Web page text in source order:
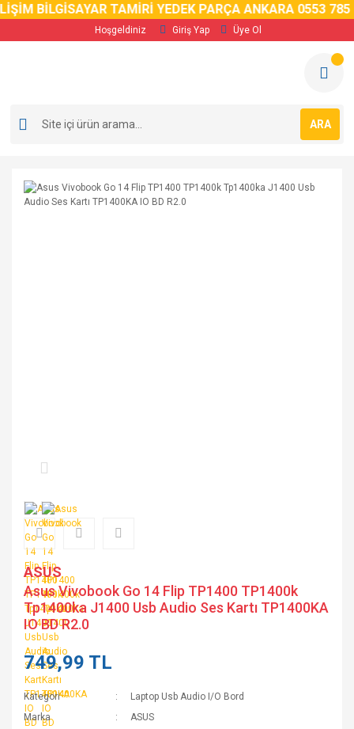
BİLGİSAYAR TAMİRİ YEDEK PARÇA ANKARA 0553 785 02
Hoşgeldiniz Giriş Yap Üye Ol
ARA
ASUS
Asus Vivobook Go 14 Flip TP1400 TP1400k
Tp1400ka J1400 Usb Audio Ses Kartı TP1400KA
IO BD R2.0
749,99 TL
Kategori
Laptop Usb Audio I/O Bord
Marka
ASUS